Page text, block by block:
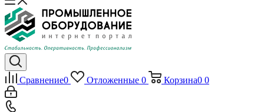
Сравнение0 Отложенные 0 Корзина0 0